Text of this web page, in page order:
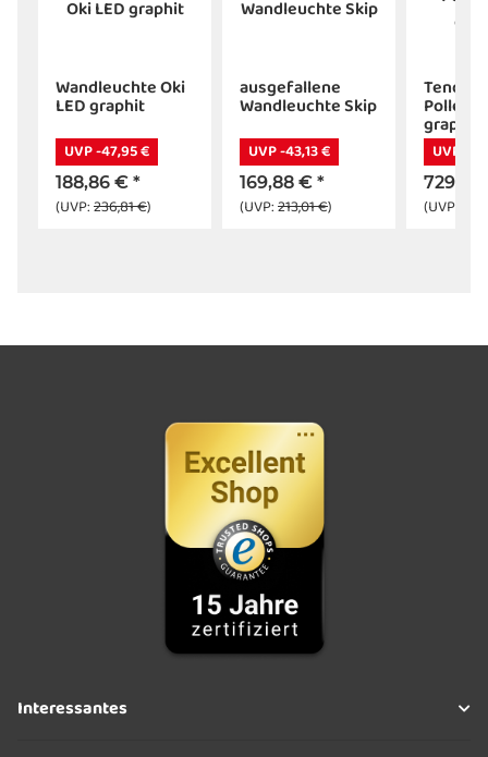
Wandleuchte Oki
LED graphit
UVP -47,95 €
188,86 € *
(UVP:236,81 €)
ausgefallene
Wandleuchte Skip
UVP -43,13 €
169,88 € *
(UVP:213,01 €)
Tendo
graphit
UVP -
(UVP:
Interessantes